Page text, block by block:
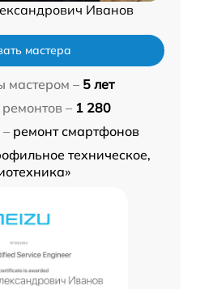
Иванов
мастера
мастером – 5 лет
– 1 280
ремонт смартфонов
техническое,